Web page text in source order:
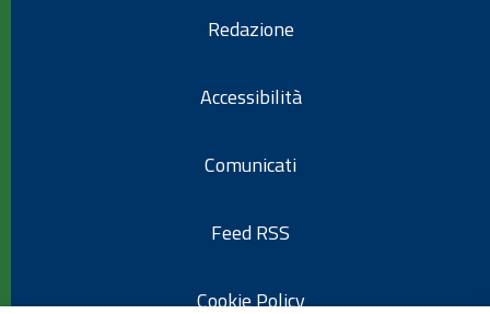
Redazione
Accessibilità
Comunicati
Feed RSS
Cookie Policy